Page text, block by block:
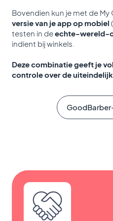
Bovendien kun je met de
versie van je app op mobiel
testen in deechte-wereld-
indient bij winkels.
Deze combinatie geeft je
controle over de